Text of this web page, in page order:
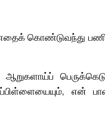
கொண்டுவந்து
என்